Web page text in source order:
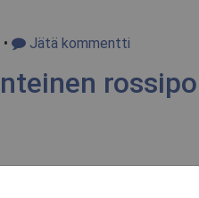
• Jätä kommentti
rossipohjainen